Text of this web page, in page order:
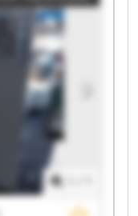
Service
SK
Service
SK
Service
SK
Service